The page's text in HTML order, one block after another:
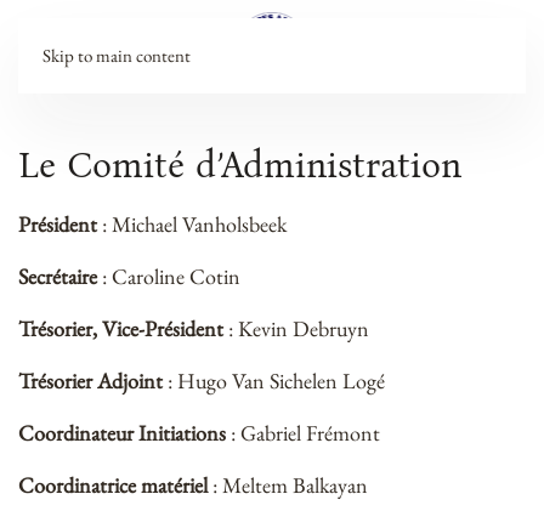
Skip to main content
Le Comité d’Administration
Président: Michael Vanholsbeek
Secrétaire: Caroline Cotin
Trésorier, Vice-Président: Kevin Debruyn
Trésorier Adjoint: Hugo Van Sichelen Logé
Coordinateur Initiations : Gabriel Frémont
Coordinatrice matériel: Meltem Balkayan